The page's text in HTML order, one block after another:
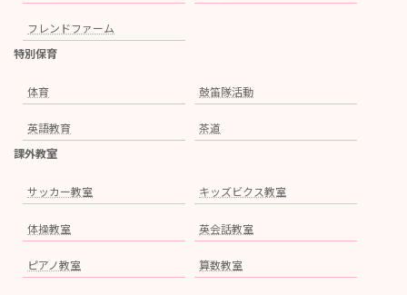
フレンドファーム
特別保育
体育 鼓笛隊活動
英語教育
茶道
課外教室
サッカー教室 キッズビクス教室
体操教室 英会話教室
ピアノ教室 算数教室